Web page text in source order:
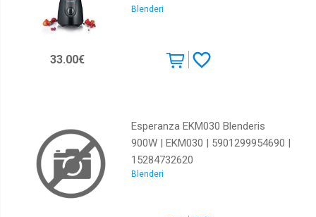
Blenderi
33.00€
Esperanza EKM030 Blenderis
900W | EKM030 | 5901299954690 |
15284732620
Blenderi